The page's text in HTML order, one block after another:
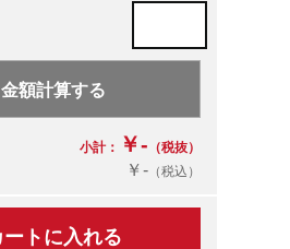
小計： ￥- （税抜）
￥-（税込）
ートに入れる